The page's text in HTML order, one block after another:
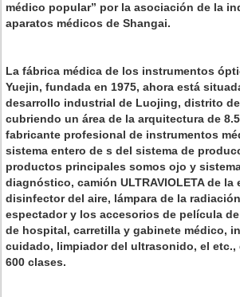
médico popular” por la asociación de la
aparatos médicos de Shangai.
La fábrica médica de los instrumentos
Yuejin, fundada en 1975, ahora está
desarrollo industrial de Luojing, distrito
cubriendo un área de la arquitectura de
fabricante profesional de instrumentos
sistema entero de s del sistema de
productos principales somos ojo y
diagnóstico, camión ULTRAVIOLETA de la
disinfector del aire, lámpara de la
espectador y los accesorios de película
de hospital, carretilla y gabinete médico,
cuidado, limpiador del ultrasonido, el etc.,
600 clases.